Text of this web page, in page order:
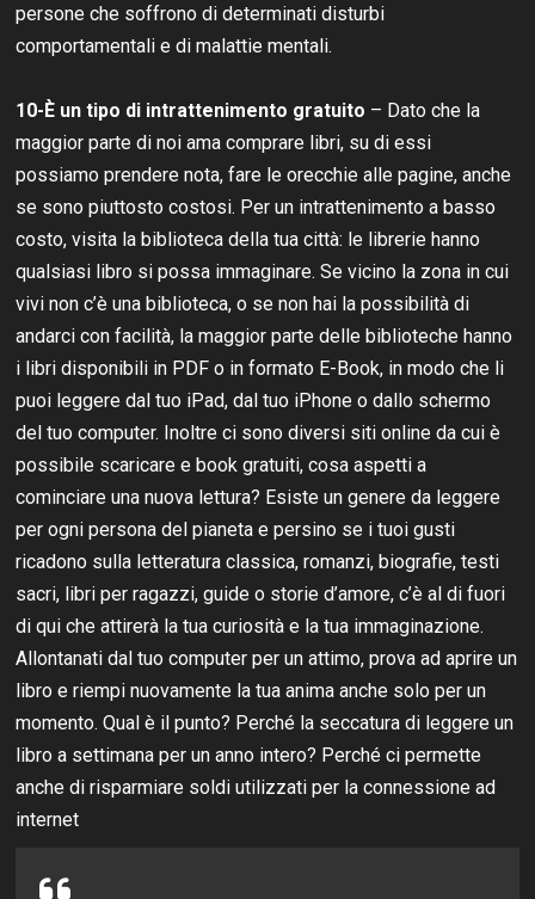
persone che soffrono di determinati disturbi
comportamentali e di malattie mentali.
10-È un tipo di intrattenimento gratuito – Dato che la
maggior parte di noi ama comprare libri, su di essi
possiamo prendere nota, fare le orecchie alle pagine, anche
se sono piuttosto costosi. Per un intrattenimento a basso
costo, visita la biblioteca della tua città: le librerie hanno
qualsiasi libro si possa immaginare. Se vicino la zona in cui
vivi non c’è una biblioteca, o se non hai la possibilità di
andarci con facilità, la maggior parte delle biblioteche hanno
i libri disponibili in PDF o in formato E-Book, in modo che li
puoi leggere dal tuo iPad, dal tuo iPhone o dallo schermo
del tuo computer. Inoltre ci sono diversi siti online da cui è
possibile scaricare e book gratuiti, cosa aspetti a
cominciare una nuova lettura? Esiste un genere da leggere
per ogni persona del pianeta e persino se i tuoi gusti
ricadono sulla letteratura classica, romanzi, biografie, testi
sacri, libri per ragazzi, guide o storie d’amore, c’è al di fuori
di qui che attirerà la tua curiosità e la tua immaginazione.
Allontanati dal tuo computer per un attimo, prova ad aprire un
libro e riempi nuovamente la tua anima anche solo per un
momento. Qual è il punto? Perché la seccatura di leggere un
libro a settimana per un anno intero? Perché ci permette
anche di risparmiare soldi utilizzati per la connessione ad
internet